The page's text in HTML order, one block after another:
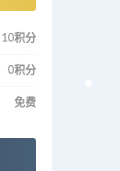
10积分
0积分
免费